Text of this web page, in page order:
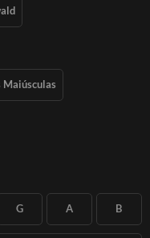
Maiúsculas
G A B